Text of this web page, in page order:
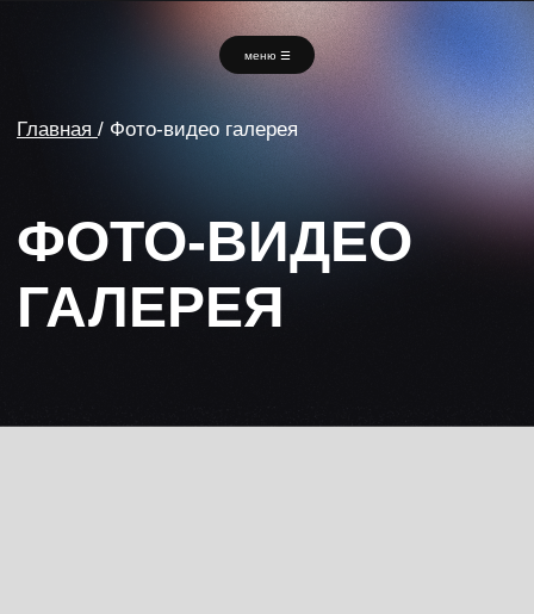
меню ☰
меню ☰
ФОТО-ВИДЕО
ГАЛЕРЕЯ